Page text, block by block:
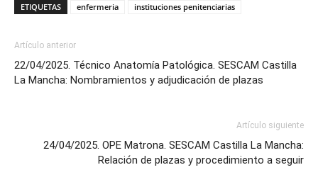
ETIQUETAS enfermeria instituciones penitenciarias
Artículo anterior
22/04/2025. Técnico Anatomía Patológica. SESCAM Castilla
La Mancha: Nombramientos y adjudicación de plazas
Artículo siguiente
24/04/2025. OPE Matrona. SESCAM Castilla La Mancha:
Relación de plazas y procedimiento a seguir